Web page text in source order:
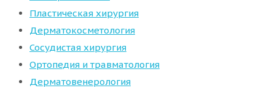
Пластическая хирургия
Дерматокосметология
Сосудистая хирургия
Ортопедия и травматология
Дерматовенерология